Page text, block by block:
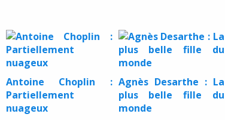
Antoine Choplin :
Partiellement
nuageux
Agnès Desarthe : La
plus belle fille du
monde